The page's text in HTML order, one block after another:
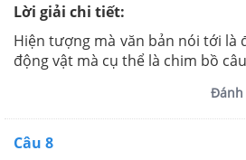
Lời giải chi tiết:
Hiện tượng mà văn bản nói tới là
động vật mà cụ thể là chim bồ
Đánh
Câu 8